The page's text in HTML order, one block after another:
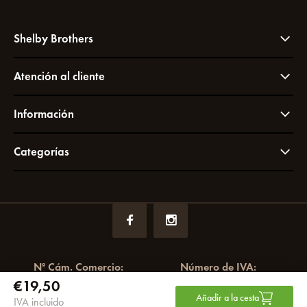
€19,50
IVA incluido Añadir a la cesta
Shelby Brothers
Atención al cliente
Información
Categorías
Nº Cám. Comercio:
72049766
Número de IVA:
NL858964065B01